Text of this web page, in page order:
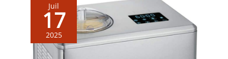
Juil
17
2025